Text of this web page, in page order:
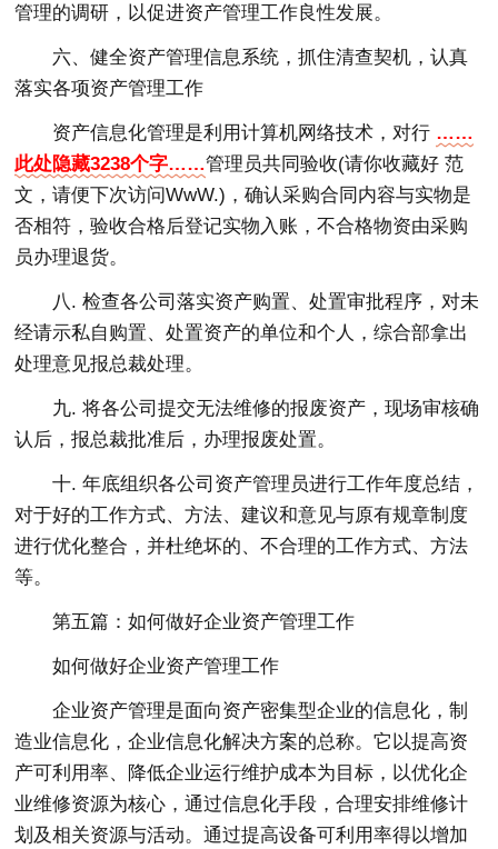
管理的调研，以促进资产管理工作良性发展。
六、健全资产管理信息系统，抓住清查契机，认真
落实各项资产管理工作
资产信息化管理是利用计算机网络技术，对行 ……
此处隐藏3238个字……管理员共同验收(请你收藏好 范
文，请便下次访问WwW.)，确认采购合同内容与实物是
否相符，验收合格后登记实物入账，不合格物资由采购
员办理退货。
八. 检查各公司落实资产购置、处置审批程序，对未
经请示私自购置、处置资产的单位和个人，综合部拿出
处理意见报总裁处理。
九. 将各公司提交无法维修的报废资产，现场审核确
认后，报总裁批准后，办理报废处置。
十. 年底组织各公司资产管理员进行工作年度总结，
对于好的工作方式、方法、建议和意见与原有规章制度
进行优化整合，并杜绝坏的、不合理的工作方式、方法
等。
第五篇：如何做好企业资产管理工作
如何做好企业资产管理工作
企业资产管理是面向资产密集型企业的信息化，制
造业信息化，企业信息化解决方案的总称。它以提高资
产可利用率、降低企业运行维护成本为目标，以优化企
业维修资源为核心，通过信息化手段，合理安排维修计
划及相关资源与活动。通过提高设备可利用率得以增加